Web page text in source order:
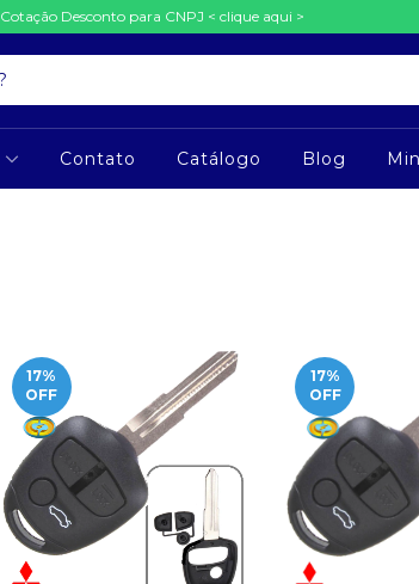
Cotação Desconto para CNPJ < clique aqui >
Contato Catálogo Blog
17%
OFF
17%
OFF